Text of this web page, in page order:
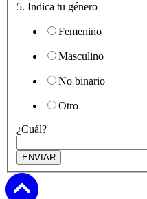
5. Indica tu género
Femenino
Masculino
No binario
Otro
¿Cuál?